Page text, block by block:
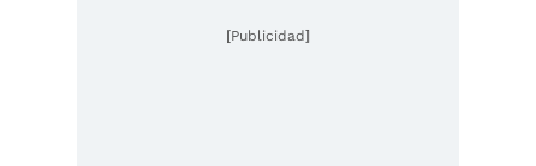
[Publicidad]